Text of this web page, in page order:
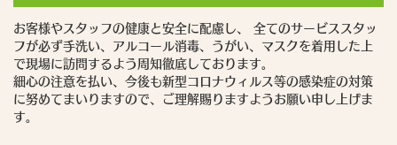
お客様やスタッフの健康と安全に配慮し、 全てのサービススタッ
フが必ず手洗い、アルコール消毒、うがい、マスクを着用した上
で現場に訪問するよう周知徹底しております。
細心の注意を払い、今後も新型コロナウィルス等の感染症の対策
に努めてまいりますので、ご理解賜りますようお願い申し上げま
す。